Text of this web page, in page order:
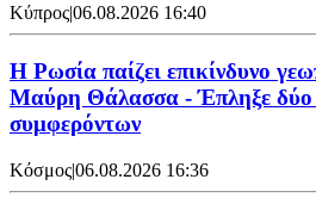
Κύπρος06.08.2026 16:40
Η Ρωσία παίζει επικίνδυνο
Μαύρη Θάλασσα - Έπληξε δύο
συμφερόντων
Κόσμος|06.08.2026 16:36